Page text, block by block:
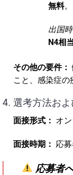
無料。
出国時
N4相
その他の要件：
こと、感染症の
4. 選考方法お
面接形式： オ
面接時期： 応
応募者